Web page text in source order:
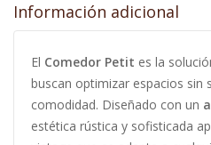
Información adicional
El Comedor Petit es la
buscan optimizar espacios sin
comodidad. Diseñado con un
estética rústica y sofisticada